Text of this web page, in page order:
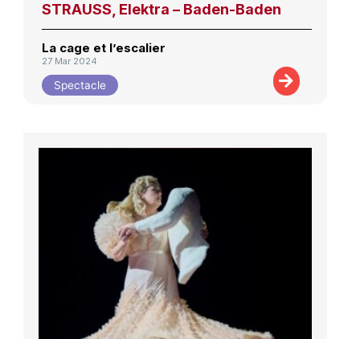
STRAUSS, Elektra – Baden-Baden
La cage et l’escalier
27 Mar 2024
Spectacle